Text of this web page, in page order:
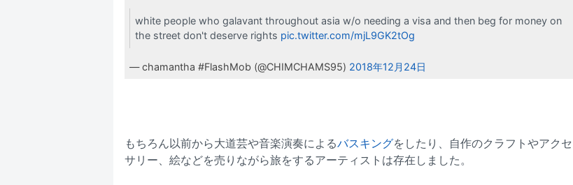
white people who galavant throughout asia w/o needing a visa and then beg for money on
the street don't deserve rights pic.twitter.com/mjL9GK2tOg
— chamantha #FlashMob (@CHIMCHAMS95) 2018年12月24日
もちろん以前から大道芸や音楽演奏によるバスキングをしたり、自作のクラフトやアクセ
サリー、絵などを売りながら旅をするアーティストは存在しました。